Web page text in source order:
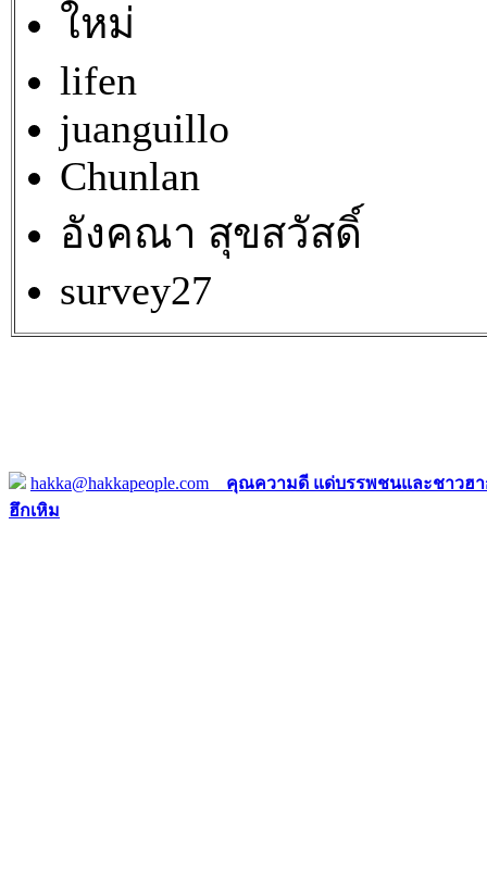
ใหม่
lifen
juanguillo
Chunlan
อังคณา สุขสวัสดิ์
survey27
hakka@hakkapeople.com คุณความดี แด่บรรพชนและชาวฮ
ฮึกเหิม